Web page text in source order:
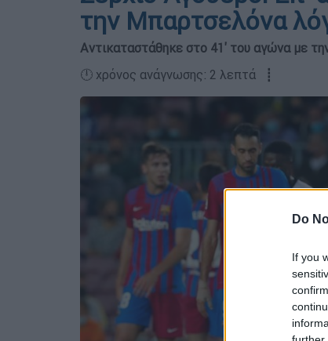
Do
If you
την Μπαρτσελόνα
Αντικαταστάθηκε στο 41' του αγώνα με
🕛 χρόνος ανάγνωσης: 2 λεπτά ┋